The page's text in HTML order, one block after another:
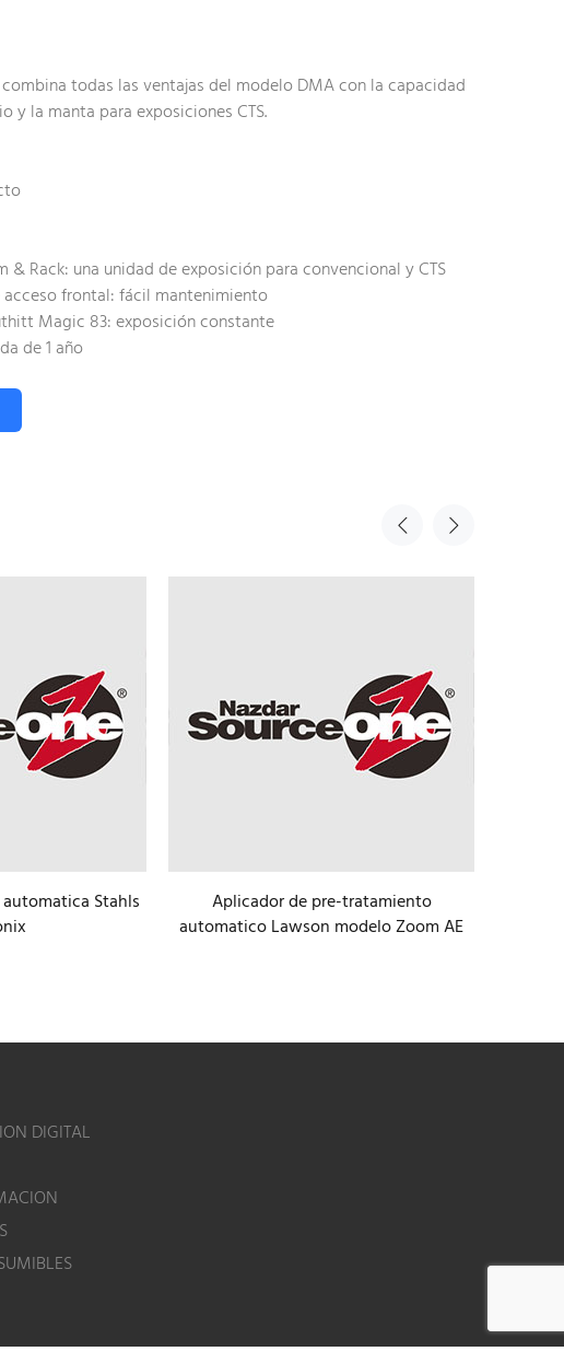
todas las ventajas del modelo DMA con la capacidad
y la manta para exposiciones CTS.
& Rack: una unidad de exposición para convencional y CTS
acceso frontal: fácil mantenimiento
Magic 83: exposición constante
de 1 año
Stahls
Aplicador de pre-tratamiento
automatico Lawson modelo Zoom AE
DIGITAL